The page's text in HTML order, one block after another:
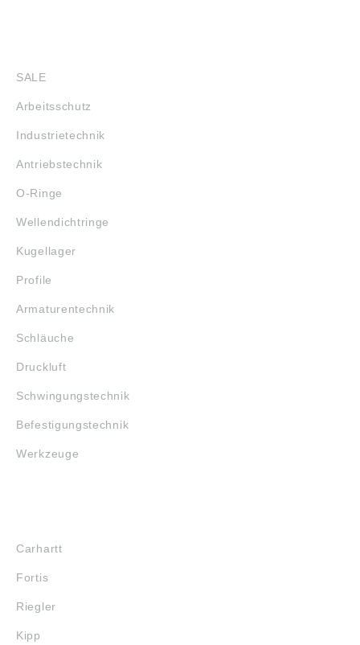
SALE
Arbeitsschutz
Industrietechnik
Antriebstechnik
O-Ringe
Wellendichtringe
Kugellager
Profile
Armaturentechnik
Schläuche
Druckluft
Schwingungstechnik
Befestigungstechnik
Werkzeuge
Carhartt
Fortis
Riegler
Kipp